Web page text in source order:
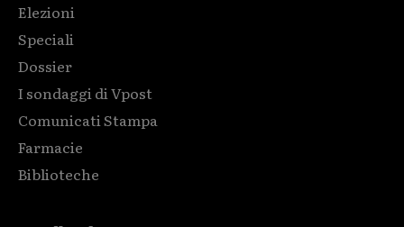
Elezioni
Speciali
Dossier
I sondaggi di Vpost
Comunicati Stampa
Farmacie
Biblioteche